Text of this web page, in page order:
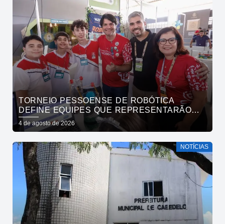
TORNEIO PESSOENSE DE ROBÓTICA
DEFINE EQUIPES QUE REPRESENTARÃO
JOÃO PESSOA EM COMPETIÇÕES NACIONAL
E REGIONAL
4 de agosto de 2026
NOTÍCIAS